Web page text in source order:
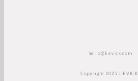
hello@lievick.com
Copyright 2025 LIEVICK.